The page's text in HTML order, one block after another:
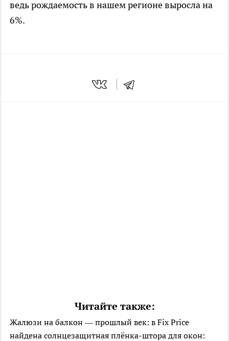
ведь рождаемость в нашем регионе выросла на
6%.
Читайте также:
Жалюзи на балкон — прошлый век: в Fix Price
найдена солнцезащитная плёнка-штора для окон: